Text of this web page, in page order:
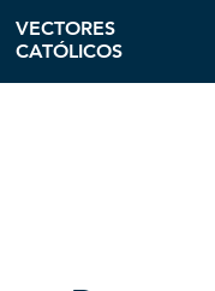
VECTORES
CATÓLICOS